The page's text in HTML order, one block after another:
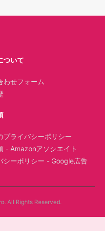
ついて
わせフォーム
プライバシーポリシー
- Amazonアソシエイト
シーポリシー - Google広告
All Rights Reserved.